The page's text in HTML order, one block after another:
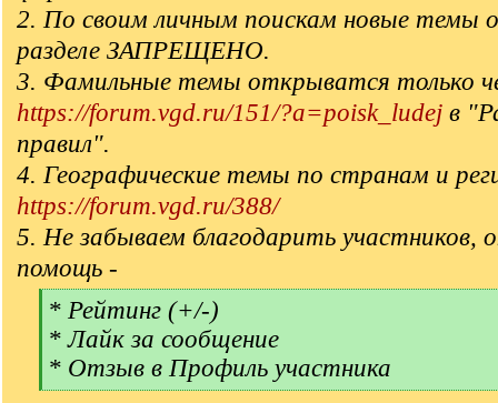
2. По своим личным поискам новые темы
разделе ЗАПРЕЩЕНО.
3. Фамильные темы открыватся только
https://forum.vgd.ru/151/?a=poisk_ludej в
правил".
4. Географические темы по странам и
https://forum.vgd.ru/388/
5. Не забываем благодарить участников,
помощь -
[
]
* Рейтинг (+/-)
* Лайк за сообщение
* Отзыв в Профиль участника
[